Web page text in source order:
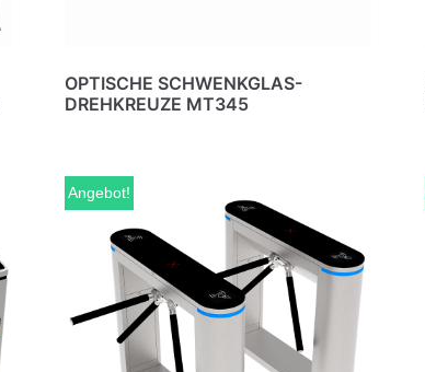
OPTISCHE SCHWENKGLAS-
DREHKREUZE MT345
Angebot!